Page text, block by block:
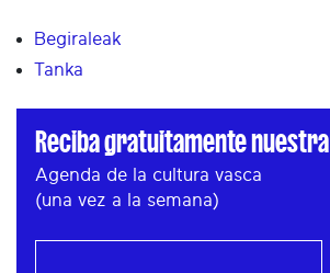
Begiraleak
Tanka
Reciba gratuitamente
Agenda de la cultura vasca
(una vez a la semana)